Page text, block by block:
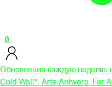
0
Обновления каждую неделю:
Cold-Wall*, Arte Antwerp, Far